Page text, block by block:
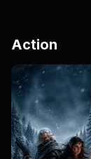
Action